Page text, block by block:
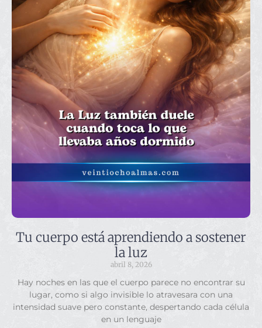
Tu cuerpo está aprendiendo a sostener
la luz
abril 8, 2026
Hay noches en las que el cuerpo parece no encontrar su
lugar, como si algo invisible lo atravesara con una
intensidad suave pero constante, despertando cada célula
en un lenguaje